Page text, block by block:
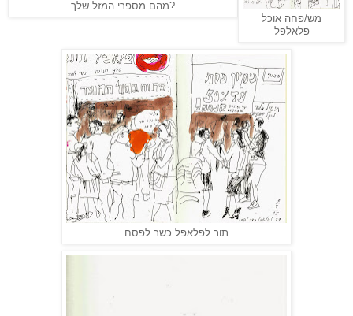
מהם מספרי המזל שלך?
מש/פחה אוכל
פלאלפל
תור לפלאפל כשר לפסח